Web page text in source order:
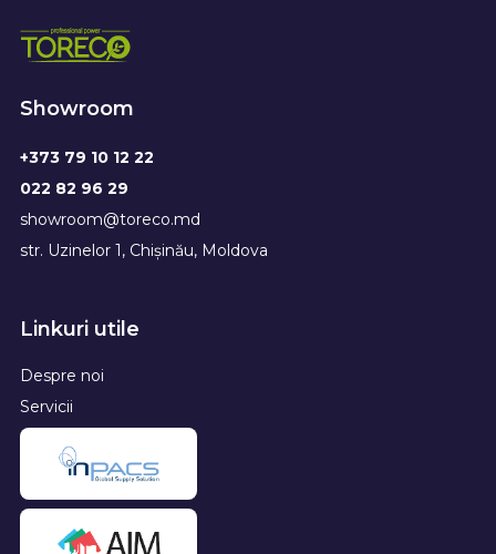
Showroom
+373 79 10 12 22
022 82 96 29
showroom@toreco.md
str. Uzinelor 1, Chișinău, Moldova
Linkuri utile
Despre noi
Servicii